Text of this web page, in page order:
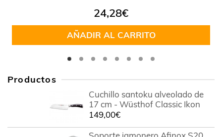
24,28€
AÑADIR AL CARRITO
Productos
Cuchillo santoku alveolado de
17 cm - Wüsthof Classic Ikon
149,00€